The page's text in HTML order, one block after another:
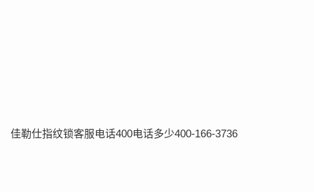
佳勒仕指纹锁客服电话400电话多少400-166-3736